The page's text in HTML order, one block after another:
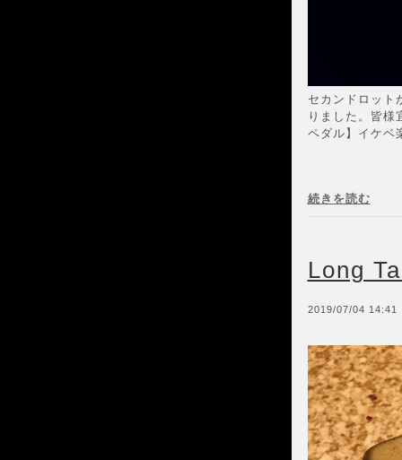
セカンドロット
りました。皆様
ペダル】イケベ
続きを読む
Long
2019/07/04 14:41